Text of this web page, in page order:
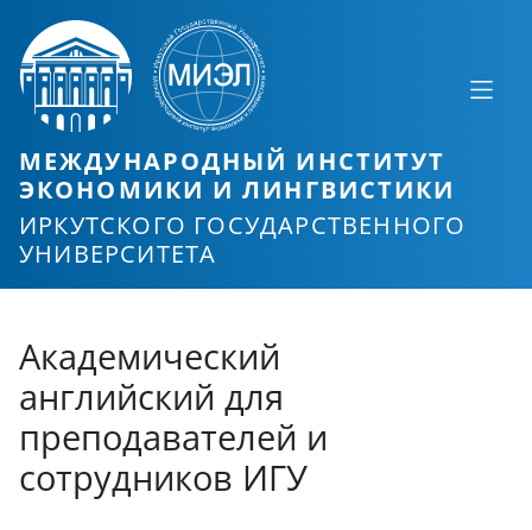
МЕЖДУНАРОДНЫЙ ИНСТИТУТ
ЭКОНОМИКИ И ЛИНГВИСТИКИ
ИРКУТСКОГО ГОСУДАРСТВЕННОГО
УНИВЕРСИТЕТА
Академический
английский для
преподавателей и
сотрудников ИГУ